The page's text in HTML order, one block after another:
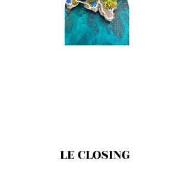
LE CLOSING